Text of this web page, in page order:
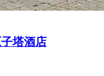
塔酒店